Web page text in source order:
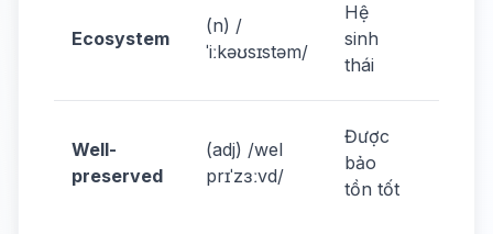
Ecosystem
(n) /
ˈiːkəʊsɪstəm/
Hệ
sinh
thái
Well-
preserved
(adj) /wel
prɪˈzɜːvd/
Được
bảo
tồn tốt